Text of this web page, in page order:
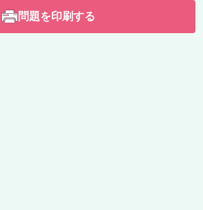
問題を印刷する